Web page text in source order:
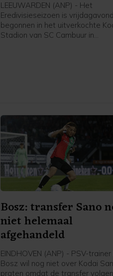
LEEUWARDEN (ANP) - Het
Eredivisieseizoen is vrijdagavond
begonnen in het uitverkochte
Stadion van SC Cambuur in
Bosz: transfer Sano
niet helemaal
afgehandeld
EINDHOVEN (ANP) - PSV-
Bosz wil nog niet over Kodai
praten omdat de transfer